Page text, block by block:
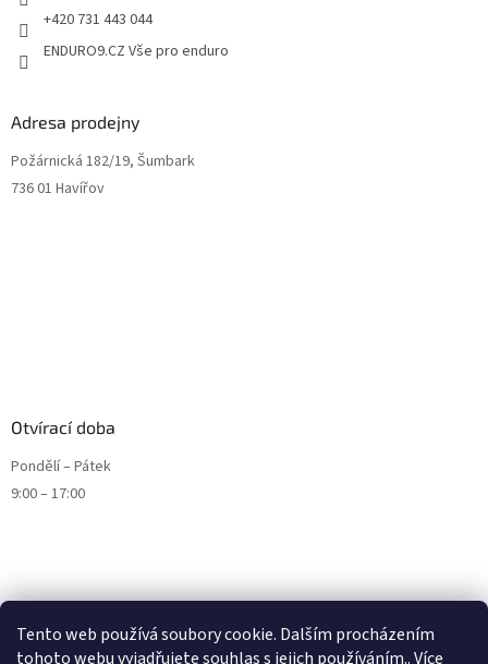
Tento web používá soubory cookie. Dalším procházením
tohoto webu vyjadřujete souhlas s jejich používáním.. Více
+420 731 443 044
ENDURO9.CZ Vše pro enduro
Adresa prodejny
Požárnická 182/19, Šumbark
736 01 Havířov
Otvírací doba
Pondělí – Pátek
9:00 – 17:00